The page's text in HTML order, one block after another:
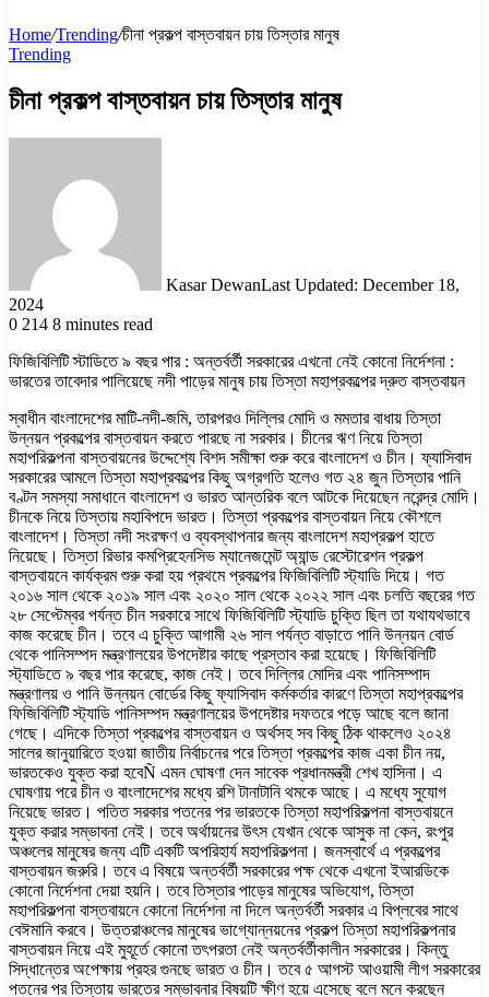
Home/Trending/চীনা প্রকল্প বাস্তবায়ন চায় তিস্তার মানুষ
Trending
চীনা প্রকল্প বাস্তবায়ন চায় তিস্তার মানুষ
Kasar DewanLast Updated: December 18,
2024
0 214 8 minutes read
ফিজিবিলিটি স্টাডিতে ৯ বছর পার : অন্তর্বর্তী সরকারের এখনো নেই কোনো নির্দেশনা :
ভারতের তাবেদার পালিয়েছে নদী পাড়ের মানুষ চায় তিস্তা মহাপ্রকল্পের দ্রুত বাস্তবায়ন
স্বাধীন বাংলাদেশের মাটি-নদী-জমি, তারপরও দিল্লির মোদি ও মমতার বাধায় তিস্তা
উন্নয়ন প্রকল্পের বাস্তবায়ন করতে পারছে না সরকার। চীনের ঋণ নিয়ে তিস্তা
মহাপরিকল্পনা বাস্তবায়নের উদ্দেশ্যে বিশদ সমীক্ষা শুরু করে বাংলাদেশ ও চীন। ফ্যাসিবাদ
সরকারের আমলে তিস্তা মহাপ্রকল্পের কিছু অগ্রগতি হলেও গত ২৪ জুন তিস্তার পানি
বণ্টন সমস্যা সমাধানে বাংলাদেশ ও ভারত আন্তরিক বলে আটকে দিয়েছেন নরেন্দ্র মোদি।
চীনকে নিয়ে তিস্তায় মহাবিপদে ভারত। তিস্তা প্রকল্পের বাস্তবায়ন নিয়ে কৌশলে
বাংলাদেশ। তিস্তা নদী সংরক্ষণ ও ব্যবস্থাপনার জন্য বাংলাদেশ মহাপ্রকল্প হাতে
নিয়েছে। তিস্তা রিভার কমপ্রিহেনসিভ ম্যানেজমেন্ট অ্যান্ড রেস্টোরেশন প্রকল্প
বাস্তবায়নে কার্যক্রম শুরু করা হয় প্রথমে প্রকল্পের ফিজিবিলিটি স্ট্যাডি দিয়ে। গত
২০১৬ সাল থেকে ২০১৯ সাল এবং ২০২০ সাল থেকে ২০২২ সাল এবং চলতি বছরের গত
২৮ সেপ্টেম্বর পর্যন্ত চীন সরকারে সাথে ফিজিবিলিটি স্ট্যাডি চুক্তি ছিল তা যথাযথভাবে
কাজ করেছে চীন। তবে এ চুক্তি আগামী ২৬ সাল পর্যন্ত বাড়াতে পানি উন্নয়ন বোর্ড
থেকে পানিসম্পদ মন্ত্রণালয়ের উপদেষ্টার কাছে প্রস্তাব করা হয়েছে। ফিজিবিলিটি
স্ট্যাডিতে ৯ বছর পার করেছে, কাজ নেই। তবে দিল্লির মোদির এবং পানিসম্পাদ
মন্ত্রণালয় ও পানি উন্নয়ন বোর্ডের কিছু ফ্যাসিবাদ কর্মকর্তার কারণে তিস্তা মহাপ্রকল্পের
ফিজিবিলিটি স্ট্যাডি পানিসম্পদ মন্ত্রণালয়ের উপদেষ্টার দফতরে পড়ে আছে বলে জানা
গেছে। এদিকে তিস্তা প্রকল্পের বাস্তবায়ন ও অর্থসহ সব কিছু ঠিক থাকলেও ২০২৪
সালের জানুয়ারিতে হওয়া জাতীয় নির্বাচনের পরে তিস্তা প্রকল্পের কাজ একা চীন নয়,
ভারতকেও যুক্ত করা হবেÑ এমন ঘোষণা দেন সাবেক প্রধানমন্ত্রী শেখ হাসিনা। এ
ঘোষণায় পরে চীন ও বাংলাদেশের মধ্যে রশি টানাটানি থমকে আছে। এ মধ্যে সুযোগ
নিয়েছে ভারত। পতিত সরকার পতনের পর ভারতকে তিস্তা মহাপরিকল্পনা বাস্তবায়নে
যুক্ত করার সম্ভাবনা নেই। তবে অর্থায়নের উৎস যেখান থেকে আসুক না কেন, রংপুর
অঞ্চলের মানুষের জন্য এটি একটি অপরিহার্য মহাপরিকল্পনা। জনস্বার্থে এ প্রকল্পের
বাস্তবায়ন জরুরি। তবে এ বিষয়ে অন্তর্বর্তী সরকারের পক্ষ থেকে এখনো ইআরডিকে
কোনো নির্দেশনা দেয়া হয়নি। তবে তিস্তার পাড়ের মানুষের অভিযোগ, তিস্তা
মহাপরিকল্পনা বাস্তবায়নে কোনো নির্দেশনা না দিলে অন্তর্বর্তী সরকার এ বিপ্লবের সাথে
বেঈমানি করবে। উত্তরাঞ্চলের মানুষের ভাগ্যোন্নয়নের প্রকল্প তিস্তা মহাপরিকল্পনার
বাস্তবায়ন নিয়ে এই মুহূর্তে কোনো তৎপরতা নেই অন্তর্বর্তীকালীন সরকারের। কিন্তু
সিদ্ধান্তের অপেক্ষায় প্রহর গুনছে ভারত ও চীন। তবে ৫ আগস্ট আওয়ামী লীগ সরকারের
পতনের পর তিস্তায় ভারতের সম্ভাবনার বিষয়টি ক্ষীণ হয়ে এসেছে বলে মনে করছেন